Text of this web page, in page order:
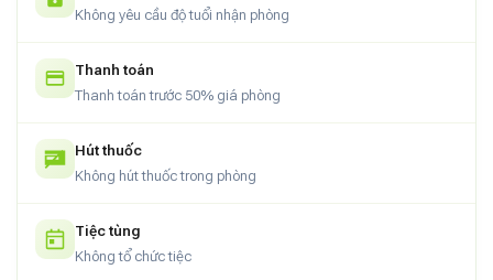
Không yêu cầu độ tuổi nhận phòng
Thanh toán
Thanh toán trước 50% giá phòng
Hút thuốc
Không hút thuốc trong phòng
Tiệc tùng
Không tổ chức tiệc